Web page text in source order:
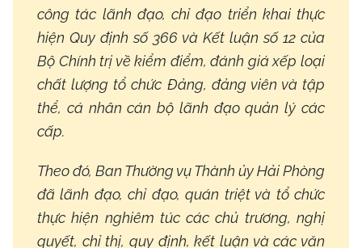
công tác lãnh đạo, chỉ đạo triển khai thực
hiện Quy định số 366 và Kết luận số 12 của
Bộ Chính trị về kiểm điểm, đánh giá xếp loại
chất lượng tổ chức Đảng, đảng viên và tập
thể, cá nhân cán bộ lãnh đạo quản lý các
cấp.
Theo đó, Ban Thường vụ Thành ủy Hải Phòng
đã lãnh đạo, chỉ đạo, quán triệt và tổ chức
thực hiện nghiêm túc các chủ trương, nghị
quyết, chỉ thị, quy định, kết luận và các văn